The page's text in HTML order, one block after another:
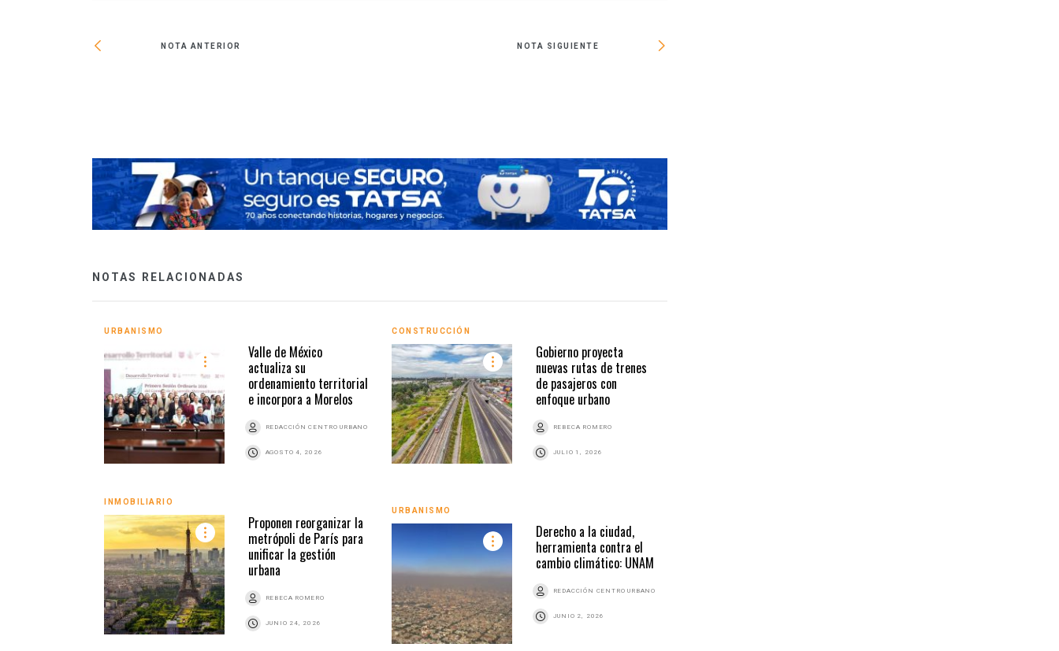
NOTA ANTERIOR NOTA SIGUIENTE
NOTAS RELACIONADAS
URBANISMO
Valle de México
actualiza su
ordenamiento territorial
e incorpora a Morelos
REDACCIÓN CENTRO URBANO
AGOSTO 4, 2026
CONSTRUCCIÓN
Gobierno proyecta
nuevas rutas de trenes
de pasajeros con
enfoque urbano
REBECA ROMERO
JULIO 1, 2026
INMOBILIARIO
Proponen reorganizar la
metrópoli de París para
unificar la gestión
urbana
REBECA ROMERO
JUNIO 24, 2026
URBANISMO
Derecho a la ciudad,
herramienta contra el
cambio climático: UNAM
REDACCIÓN CENTRO URBANO
JUNIO 2, 2026